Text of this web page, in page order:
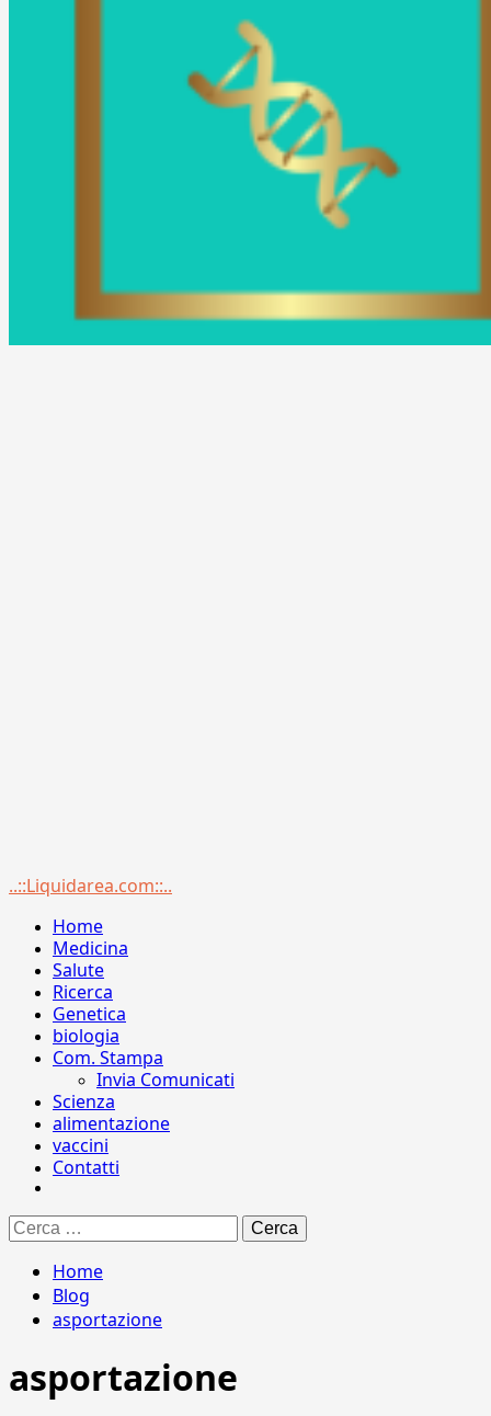
Menu
..::Liquidarea.com::..
Home
Medicina
Salute
Ricerca
Genetica
biologia
Com. Stampa
Invia Comunicati
Scienza
alimentazione
vaccini
Contatti
Ricerca
per:
Home
Blog
asportazione
asportazione